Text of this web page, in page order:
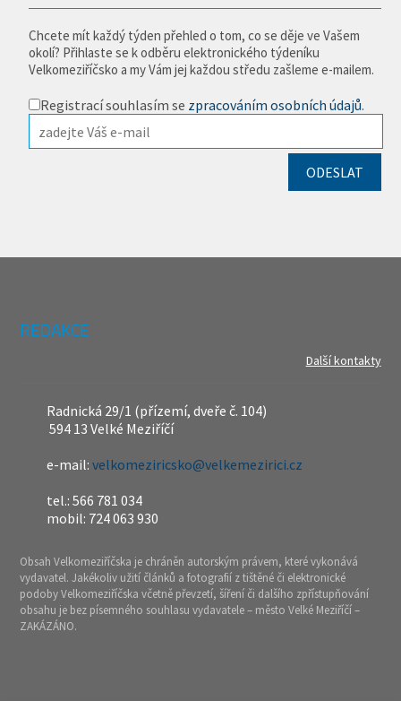
Chcete mít každý týden přehled o tom, co se děje ve Vašem
okolí? Přihlaste se k odběru elektronického týdeníku
Velkomeziříčsko a my Vám jej každou středu zašleme e-mailem.
Registrací souhlasím se zpracováním osobních údajů.
REDAKCE
Další kontakty
Radnická 29/1 (přízemí, dveře č. 104)
594 13 Velké Meziříčí
e-mail:velkomeziricsko@velkemezirici.cz
tel.: 566 781 034
mobil: 724 063 930
Obsah Velkomeziříčska je chráněn autorským právem, které vykonává
vydavatel. Jakékoliv užití článků a fotografií z tištěné či elektronické
podoby Velkomeziříčska včetně převzetí, šíření či dalšího zpřístupňování
obsahu je bez písemného souhlasu vydavatele – město Velké Meziříčí –
ZAKÁZÁNO.